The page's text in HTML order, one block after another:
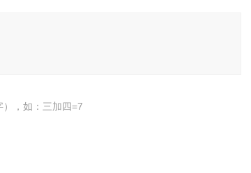
，如：三加四=7